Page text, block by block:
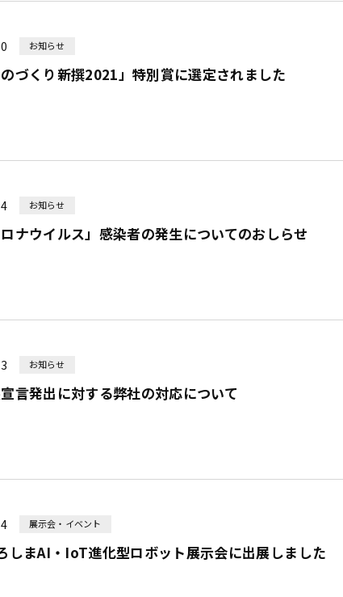
お知らせ
のづくり新撰2021」特別賞に選定されました
お知らせ
ロナウイルス」感染者の発生についてのおしらせ
お知らせ
言発出に対する弊社の対応について
展示会・イベント
しまAI・IoT進化型ロボット展示会に出展しました